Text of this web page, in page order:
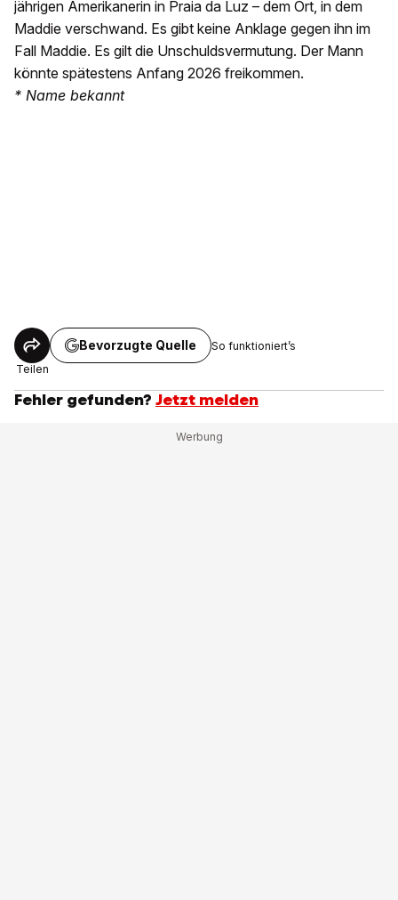
jährigen Amerikanerin in Praia da Luz – dem Ort, in dem
Maddie verschwand. Es gibt keine Anklage gegen ihn im
Fall Maddie. Es gilt die Unschuldsvermutung. Der Mann
könnte spätestens Anfang 2026 freikommen.
* Name bekannt
Teilen
Bevorzugte Quelle So funktioniert’s
Fehler gefunden? Jetzt melden